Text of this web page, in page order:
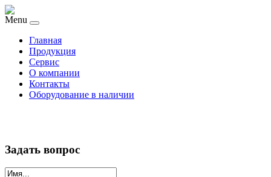
Menu
Главная
Продукция
Сервис
О компании
Контакты
Оборудование в наличии
Задать вопрос